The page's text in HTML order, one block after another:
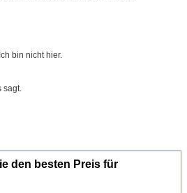
bin nicht hier.
sagt.
den besten Preis für